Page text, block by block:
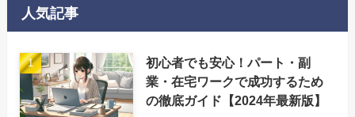
人気記事
初心者でも安心！パート・副
業・在宅ワークで成功するため
の徹底ガイド【2024年最新版】